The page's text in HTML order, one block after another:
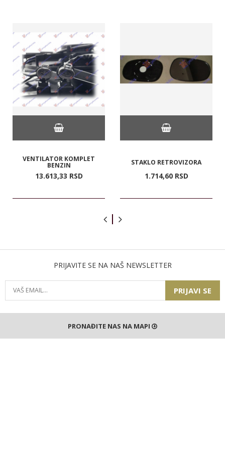
VENTILATOR KOMPLET
BENZIN
13.613,33 RSD
STAKLO RETROVIZORA
1.714,60 RSD
PRIJAVITE SE NA NAŠ NEWSLETTER
PRIJAVI SE
PRONAĐITE NAS NA MAPI